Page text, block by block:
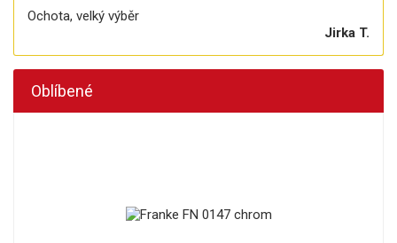
Ochota, velký výběr
Jirka T.
Oblíbené